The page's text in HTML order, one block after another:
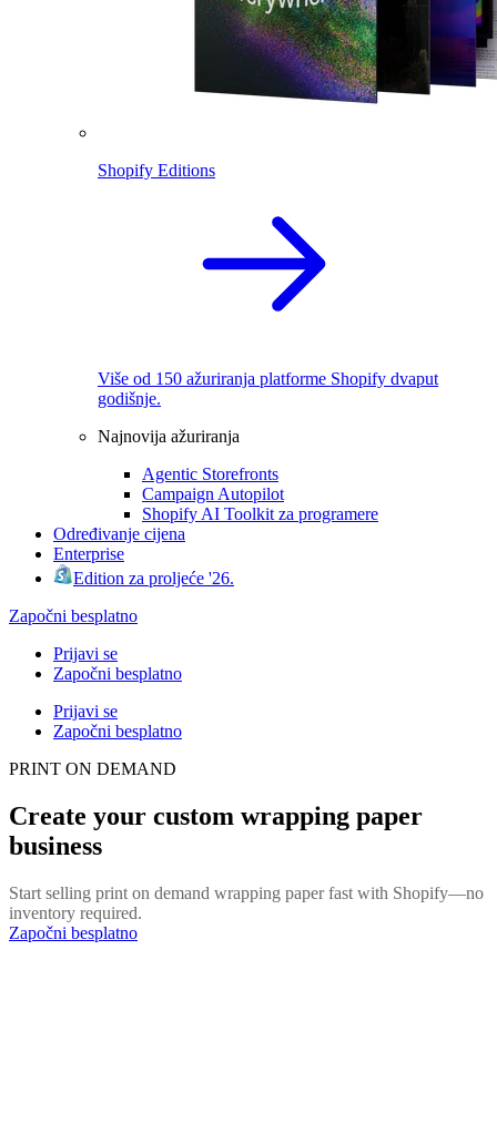
Shopify Editions
Više od 150 ažuriranja platforme Shopify dvaput
godišnje.
Najnovija ažuriranja
Agentic Storefronts
Campaign Autopilot
Shopify AI Toolkit za programere
Određivanje cijena
Enterprise
Edition za proljeće '26.
Započni besplatno
Prijavi se
Započni besplatno
Prijavi se
Započni besplatno
PRINT ON DEMAND
Create your custom wrapping paper
business
Start selling print on demand wrapping paper fast with Shopify—no
inventory required.
Započni besplatno